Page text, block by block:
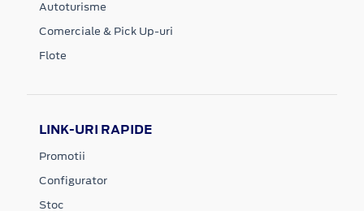
Autoturisme
Comerciale & Pick Up-uri
Flote
LINK-URI RAPIDE
Promotii
Configurator
Stoc